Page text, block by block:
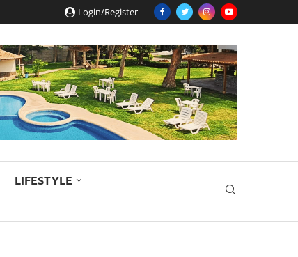
Login/Register
LIFESTYLE